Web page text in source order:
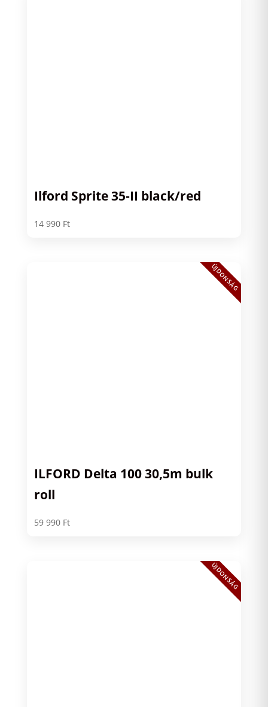
Ilford Sprite 35-II black/red
14 990 Ft
ÚJDONSÁG
ILFORD Delta 100 30,5m bulk
roll
59 990 Ft
ÚJDONSÁG